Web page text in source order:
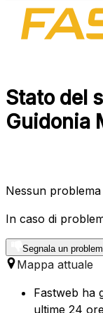
Stato del
Guidonia
Nessun
In caso di
Segnala un
Mappa attuale
Fastweb ha
ultime 24